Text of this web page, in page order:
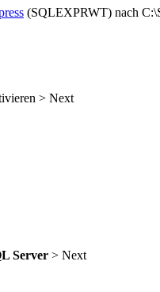
(SQLEXPRWT) nach
> Next
Server > Next